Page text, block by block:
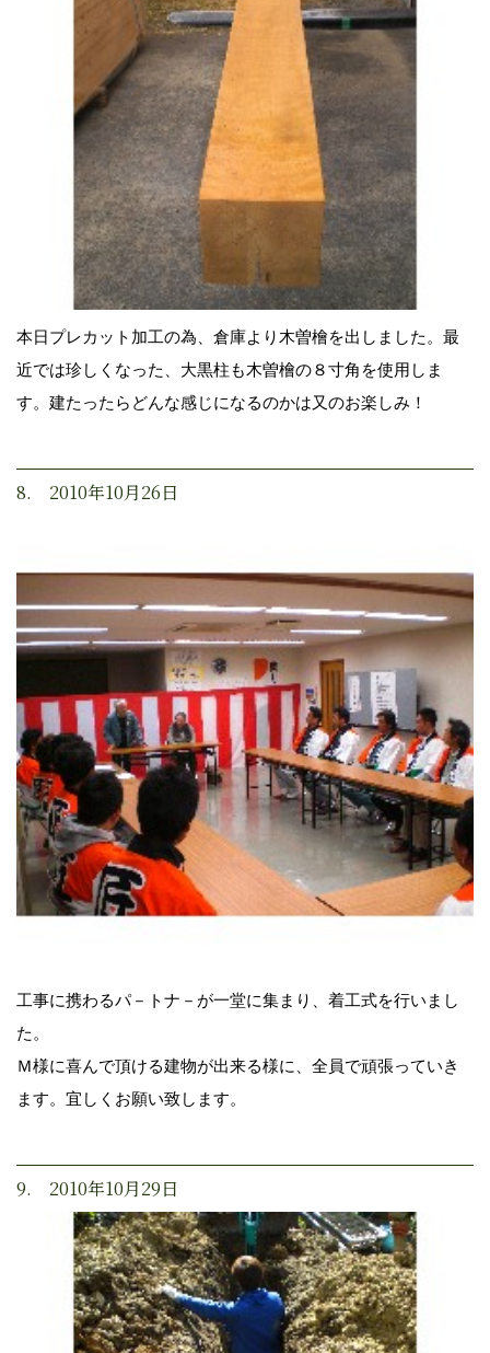
本日プレカット加工の為、倉庫より木曽檜を出しました。最
近では珍しくなった、大黒柱も木曽檜の８寸角を使用しま
す。建たったらどんな感じになるのかは又のお楽しみ！
8. 2010年10月26日
工事に携わるパ－トナ－が一堂に集まり、着工式を行いまし
た。
Ｍ様に喜んで頂ける建物が出来る様に、全員で頑張っていき
ます。宜しくお願い致します。
9. 2010年10月29日